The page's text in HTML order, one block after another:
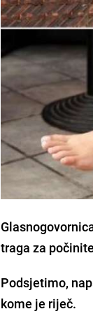
traga za
Podsjetimo,
kome je riječ.